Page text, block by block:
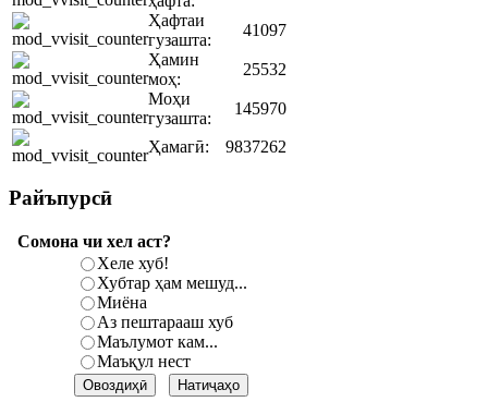
Ҳафтаи
гузашта:
41097
Ҳамин
моҳ:
25532
Моҳи
гузашта:
145970
Ҳамагӣ: 9837262
Райъпурсӣ
Сомона чи хел аст?
Хеле хуб!
Хубтар ҳам мешуд...
Миёна
Аз пештарааш хуб
Маълумот кам...
Маъқул нест